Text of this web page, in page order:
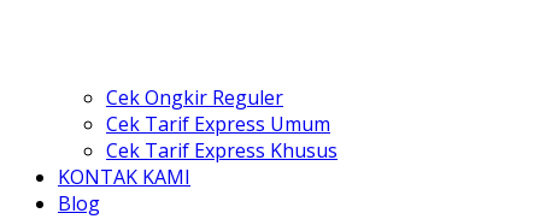
Cek Ongkir Reguler
Cek Tarif Express Umum
Cek Tarif Express Khusus
KONTAK KAMI
Blog